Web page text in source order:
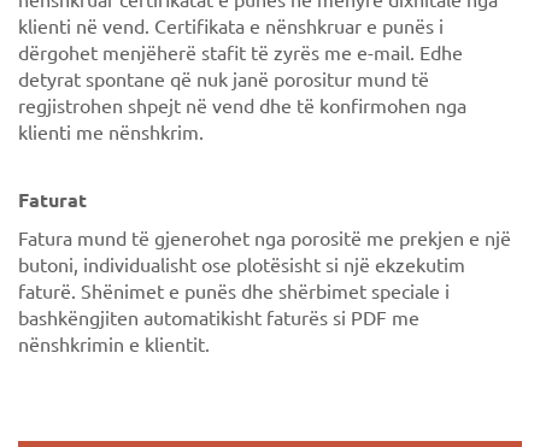
klienti në vend. Certifikata e nënshkruar e punës i
dërgohet menjëherë stafit të zyrës me e-mail. Edhe
detyrat spontane që nuk janë porositur mund të
regjistrohen shpejt në vend dhe të konfirmohen nga
klienti me nënshkrim.
Faturat
Fatura mund të gjenerohet nga porositë me prekjen e një
butoni, individualisht ose plotësisht si një ekzekutim
faturë. Shënimet e punës dhe shërbimet speciale i
bashkëngjiten automatikisht faturës si PDF me
nënshkrimin e klientit.